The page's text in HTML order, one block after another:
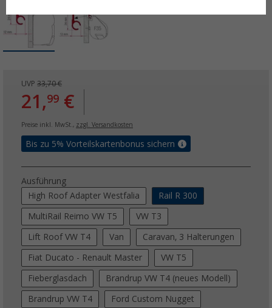
UVP 33,70 €
21,99 €
Preise inkl. MwSt., zzgl. Versandkosten
Bis zu 5% Vorteilskartenbonus sichern
Ausführung
High Roof Adapter Westfalia
Rail R 300
MultiRail Reimo VW T5 VW T3
Lift Roof VW T4 Van Caravan, 3 Halterungen
Fiat Ducato - Renault Master VW T5
Fieberglasdach Brandrup VW T4 (neues Modell)
Brandrup VW T4 Ford Custom Nugget